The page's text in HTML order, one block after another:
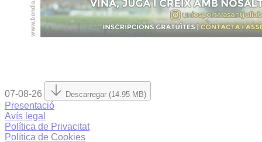
07-08-26 Descarregar (14.95 MB)
Presentació
Avís legal
Política de Privacitat
Política de Cookies